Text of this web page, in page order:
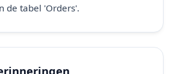
de tabel 'Orders'.